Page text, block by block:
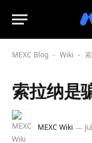
MEXC Blog - Wiki -
索拉纳是
MEXC Wiki